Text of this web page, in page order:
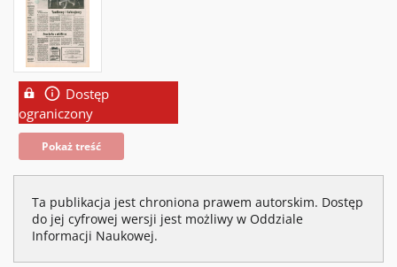
Dostęp
ograniczony
Pokaż treść
Ta publikacja jest chroniona prawem autorskim. Dostęp
do jej cyfrowej wersji jest możliwy w Oddziale
Informacji Naukowej.